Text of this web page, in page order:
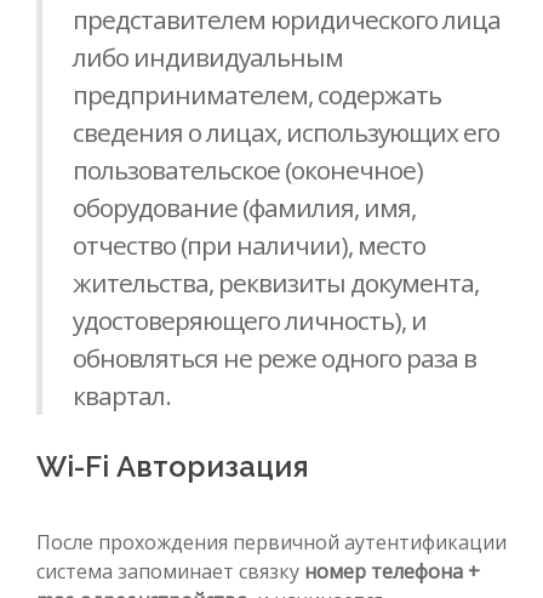
представителем юридического лица
либо индивидуальным
предпринимателем, содержать
сведения о лицах, использующих его
пользовательское (оконечное)
оборудование (фамилия, имя,
отчество (при наличии), место
жительства, реквизиты документа,
удостоверяющего личность), и
обновляться не реже одного раза в
квартал.
Wi-Fi Авторизация
После прохождения первичной аутентификации
система запоминает связку номер телефона +